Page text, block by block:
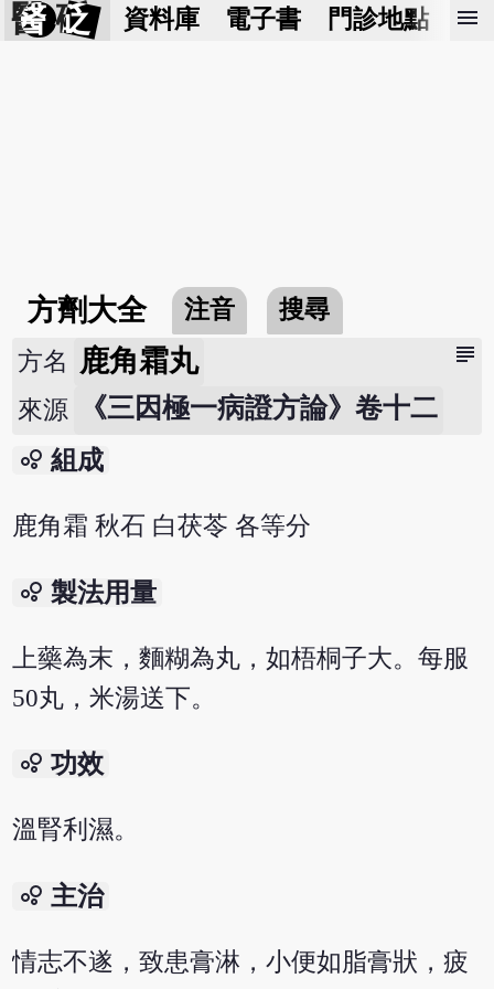
醫 砭 資料庫 電子書 門診地點 預
menu
方劑大全 注音 搜尋
subject
方名 鹿角霜丸
來源 《三因極一病證方論》卷十二
bubble_chart 組成
鹿角霜 秋石 白茯苓 各等分
bubble_chart 製法用量
上藥為末，麵糊為丸，如梧桐子大。每服
50丸，米湯送下。
bubble_chart 功效
溫腎利濕。
bubble_chart 主治
情志不遂，致患膏淋，小便如脂膏狀，疲